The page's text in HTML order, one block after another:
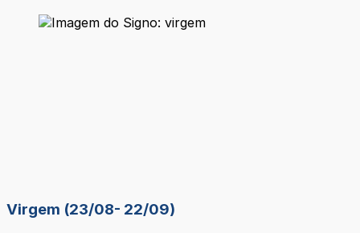
Virgem (23/08- 22/09)